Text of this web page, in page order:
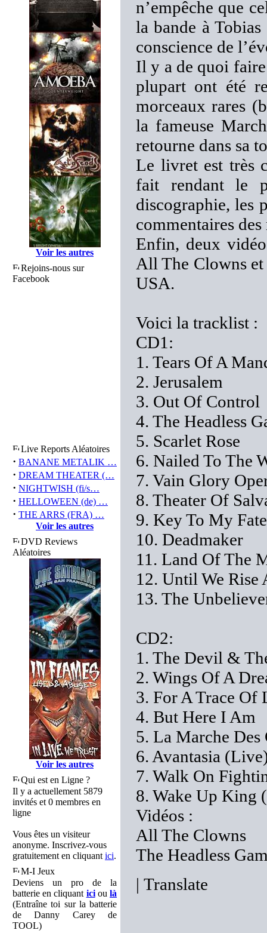
Voir les autres
Rejoins-nous sur
Facebook
Live Reports Aléatoires
· BANANE METALIK …
· DREAM THEATER (…
· NIGHTWISH (fi/s…
· HELLOWEEN (de) …
· THE ARRS (FRA) …
Voir les autres
DVD Reviews
Aléatoires
Voir les autres
Qui est en Ligne ?
Il y a actuellement 5879
invités et 0 membres en
ligne
Vous êtes un visiteur
anonyme. Inscrivez-vous
gratuitement en cliquant ici.
M-I Jeux
Deviens un pro de la
batterie en cliquant icioulà
(Entraîne toi sur la batterie
de Danny Carey de
TOOL)
n’empêche que
la bande à Tobias
conscience de
Il y a de quoi
plupart ont été
morceaux rares
la fameuse
retourne dans sa
Le livret est très
fait rendant le
discographie, les
commentaires
Enfin, deux
All The Clowns
USA.
Voici la tracklist :
CD1:
1. Tears Of A
2. Jerusalem
3. Out Of Control
4. The Headless
5. Scarlet Rose
6. Nailed To The
7. Vain Glory
8. Theater Of
9. Key To My Fate
10. Deadmaker
11. Land Of The
12. Until We Rise
13. The
CD2:
1. The Devil &
2. Wings Of A
3. For A Trace Of
4. But Here I Am
5. La Marche Des
6. Avantasia
7. Walk On
8. Wake Up King
Vidéos :
All The Clowns
The Headless
| Translate